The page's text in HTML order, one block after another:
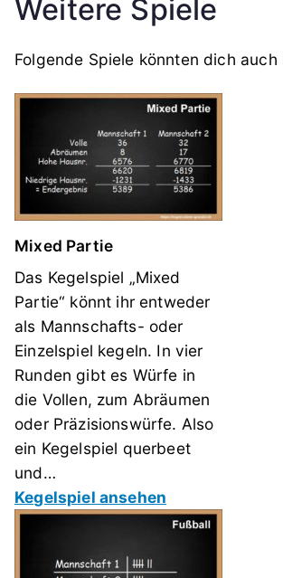
Weitere Spiele
Folgende Spiele könnten dich auch
Mixed Partie
Das Kegelspiel „Mixed
Partie“ könnt ihr entweder
als Mannschafts- oder
Einzelspiel kegeln. In vier
Runden gibt es Würfe in
die Vollen, zum Abräumen
oder Präzisionswürfe. Also
ein Kegelspiel querbeet
und…
Kegelspiel ansehen